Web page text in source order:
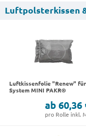
Luftpolsterkissen
Luftkissenfolie "Renew" für
System MINI PAKR®
ab 60,36
pro Rolle inkl.